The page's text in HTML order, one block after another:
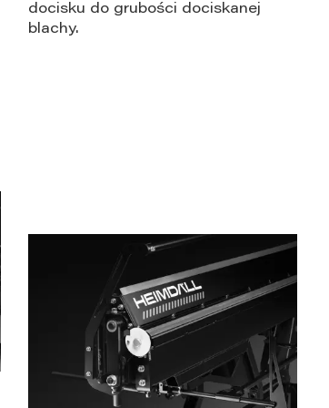
docisku do grubości dociskanej
blachy.